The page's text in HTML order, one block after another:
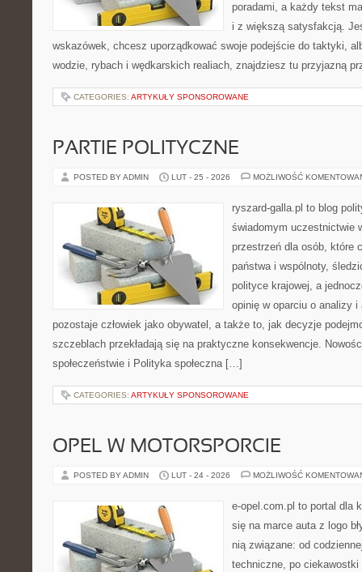
poradami, a każdy tekst
i z większą satysfakcją.
wskazówek, chcesz uporządkować swoje podejście do taktyki,
wodzie, rybach i wędkarskich realiach, znajdziesz tu przyjazną
CATEGORIES: ARTYKUŁY SPONSOROWANE
PARTIE POLITYCZNE
POSTED BY ADMIN LUT - 25 - 2026 MOŻLIWOŚĆ
ryszard-galla.pl to blog
świadomym uczestnictwie
przestrzeń dla osób, które
państwa i wspólnoty,
polityce krajowej, a
opinię w oparciu o analizy
pozostaje człowiek jako obywatel, a także to, jak decyzje
szczeblach przekładają się na praktyczne konsekwencje.
społeczeństwie i Polityka społeczna […]
CATEGORIES: ARTYKUŁY SPONSOROWANE
OPEL W MOTORSPORCIE
POSTED BY ADMIN LUT - 24 - 2026 MOŻLIWOŚĆ
e-opel.com.pl to portal dla
się na marce auta z logo
nią związane: od
techniczne, po